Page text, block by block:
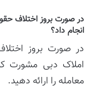
در صورت بروز اختلاف
انجام داد؟
در صورت بروز
املاک دبی مشورت
معامله را ارائه دهید.